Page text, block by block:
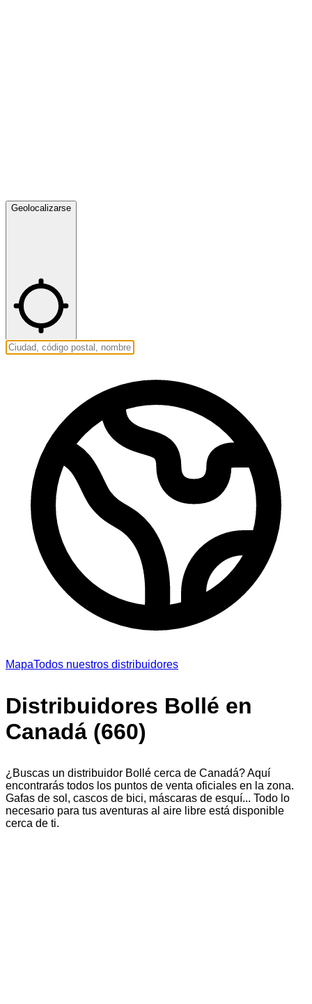
Geolocalizarse
MapaTodos nuestros distribuidores
Distribuidores Bollé en
Canadá (660)
¿Buscas un distribuidor Bollé cerca de Canadá? Aquí
encontrarás todos los puntos de venta oficiales en la zona.
Gafas de sol, cascos de bici, máscaras de esquí... Todo lo
necesario para tus aventuras al aire libre está disponible
cerca de ti.